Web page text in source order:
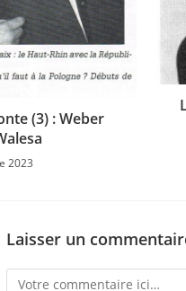
(3) : Weber
2023
Laisser un